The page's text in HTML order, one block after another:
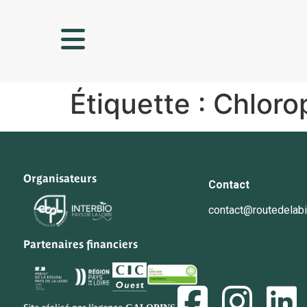
Étiquette :
Organisateurs
Partenaires financiers
Contact